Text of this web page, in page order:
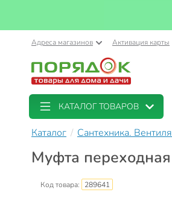
Адреса магазинов Активация карты
КАТАЛОГ ТОВАРОВ
Каталог Сантехника.
Муфта
Код товара: 289641